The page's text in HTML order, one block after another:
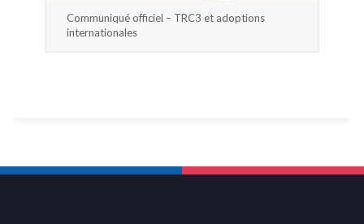
Communiqué officiel – TRC3 et adoptions
internationales